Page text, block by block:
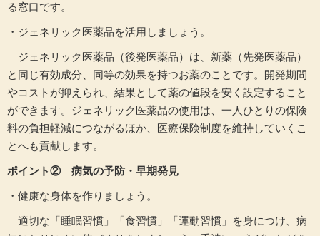
る窓口です。
・ジェネリック医薬品を活用しましょう。
ジェネリック医薬品（後発医薬品）は、新薬（先発医薬品）
と同じ有効成分、同等の効果を持つお薬のことです。開発期間
やコストが抑えられ、結果として薬の値段を安く設定すること
ができます。ジェネリック医薬品の使用は、一人ひとりの保険
料の負担軽減につながるほか、医療保険制度を維持していくこ
とへも貢献します。
ポイント② 病気の予防・早期発見
・健康な身体を作りましょう。
適切な「睡眠習慣」「食習慣」「運動習慣」を身につけ、病